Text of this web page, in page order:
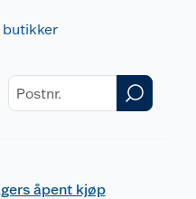
butikker
åpent kjøp